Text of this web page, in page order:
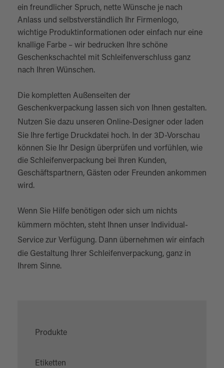
ein freundlicher Spruch, nette Wünsche je nach
Anlass und selbstverständlich Ihr Firmenlogo,
wichtige Produktinformationen oder einfach nur eine
knallige Farbe – wir bedrucken Ihre schöne
Geschenkschachtel mit Schleifenverschluss ganz
nach Ihren Wünschen.
Die kompletten Außenseiten der
Geschenkverpackung lassen sich von Ihnen gestalten.
Nutzen Sie dazu unseren Online-Designer oder laden
Sie Ihre fertige Druckdatei hoch. In der 3D-Vorschau
können Sie Ihr Design überprüfen und vorfühlen, wie
die Schleifenverpackung bei Ihren Kunden,
Geschäftspartnern, Gästen oder Freunden ankommen
wird.
Wenn Sie Hilfe benötigen oder sich um nichts
kümmern möchten, steht Ihnen unser Individual-
Service zur Verfügung. Dann übernehmen wir einfach
die Gestaltung Ihrer Schleifenverpackung, ganz in
Ihrem Sinne.
Produkte
Etiketten